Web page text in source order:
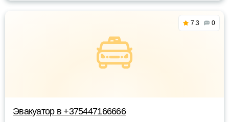
7.3 0
Эвакуатор в +375447166666